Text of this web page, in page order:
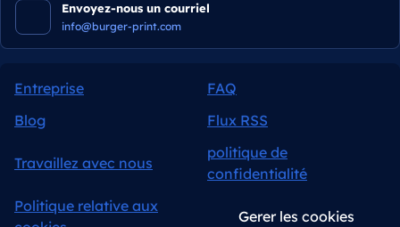
Envoyez-nous un courriel
info@burger-print.com
Entreprise
FAQ
Blog
Flux RSS
Travaillez avec nous
politique de
confidentialité
Politique relative aux
Gerer les cookies